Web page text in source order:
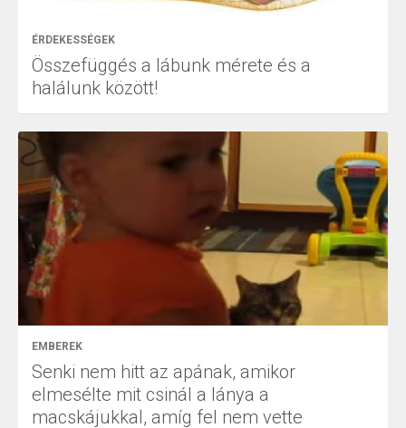
ÉRDEKESSÉGEK
Összefüggés a lábunk mérete és a
halálunk között!
EMBEREK
Senki nem hitt az apának, amikor
elmesélte mit csinál a lánya a
macskájukkal, amíg fel nem vette